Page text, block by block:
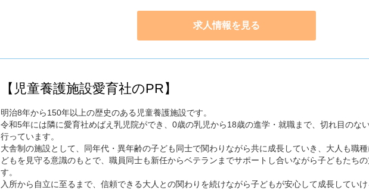
求人情報を見る
【児童養護施設愛育社のPR】
明治8年から150年以上の歴史のある児童養護施設です。
令和5年には隣に愛育社めばえ乳児院ができ、0歳の乳児から18歳の進学・就職まで、切れ目のな
行っています。
大舎制の施設として、同年代・異年齢の子ども同士で関わりながら共に成長していき、大人も職
どもを見守る意識のもとで、職員同士も新任からベテランまでサポートし合いながら子どもたち
す。
入所から自立に至るまで、信頼できる大人との関わりを続けながら子どもが安心して成長してい